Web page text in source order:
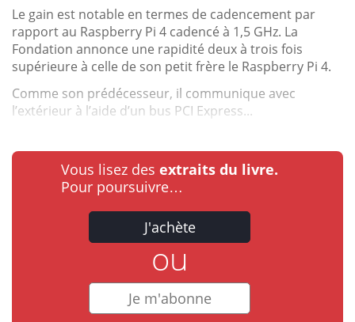
Le gain est notable en termes de cadencement par
rapport au Raspberry Pi 4 cadencé à 1,5 GHz. La
Fondation annonce une rapidité deux à trois fois
supérieure à celle de son petit frère le Raspberry Pi 4.
Comme son prédécesseur, il communique avec
l’extérieur à l’aide d’un bus PCI Express...
Vous lisez des extraits du livre.
Pour poursuivre…
J'achète
ou
Je m'abonne